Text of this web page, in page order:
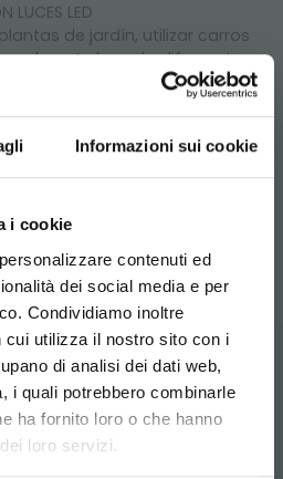
Informazioni sui cookie
i cookie
contenuti ed
dei social media e per
Condividiamo inoltre
cui utilizza il nostro sito con i
di analisi dei dati web,
i quali potrebbero combinarle
ha fornito loro o che hanno
loro servizi.
LUCES LED
de jardín, utilizar carros
realmente hace la diferencia:
realza su color y
y crea un área de exposición
qué solución se adapta
soporte a nuestros técnicos: te
alto rendimiento.
RELACIONADOS
mejores productos a la
orlandelli.it
you are in and your
browsing experience